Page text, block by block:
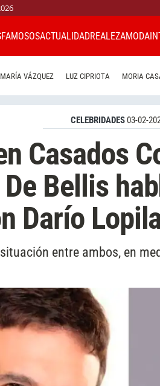
FAMOSOSACTUALIDADREALEZAMODA
MARÍA VÁZQUEZ LUZ CIPRIOTA MORIA
CELEBRIDADES03-02-
Casados
Bellis
Darío
entre ambos, en